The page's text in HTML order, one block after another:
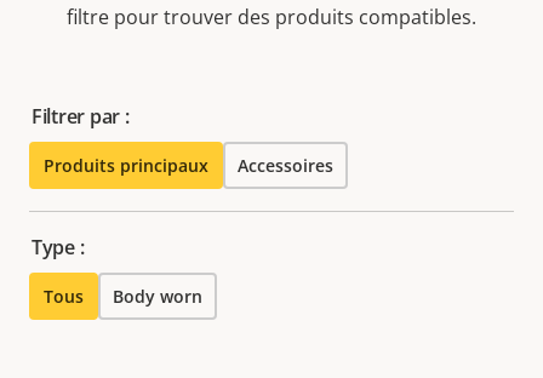
filtre pour trouver des produits compatibles.
Filtrer par :
Produits principaux Accessoires
Type :
Tous Body worn